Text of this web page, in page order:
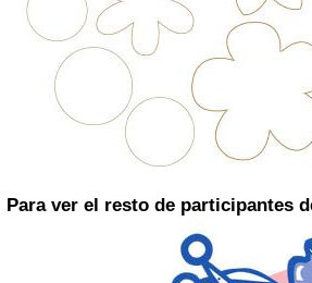
Para ver el resto de participantes